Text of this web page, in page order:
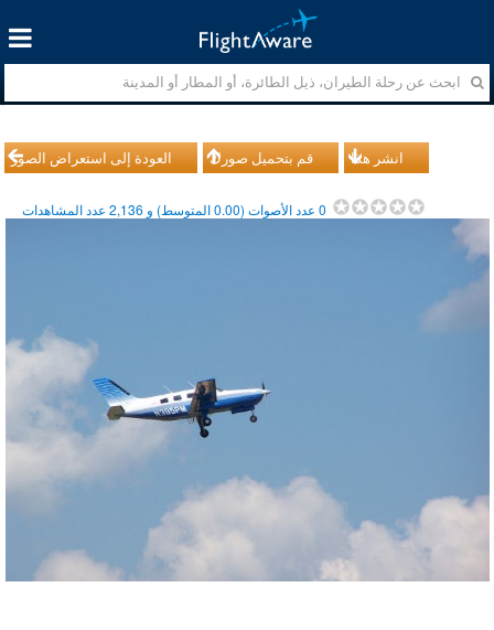
العودة إلى استعراض الصور قم بتحميل صورك انشر هذا
0عدد الأصوات (0.00المتوسط) و 2,136عدد المشاهدات